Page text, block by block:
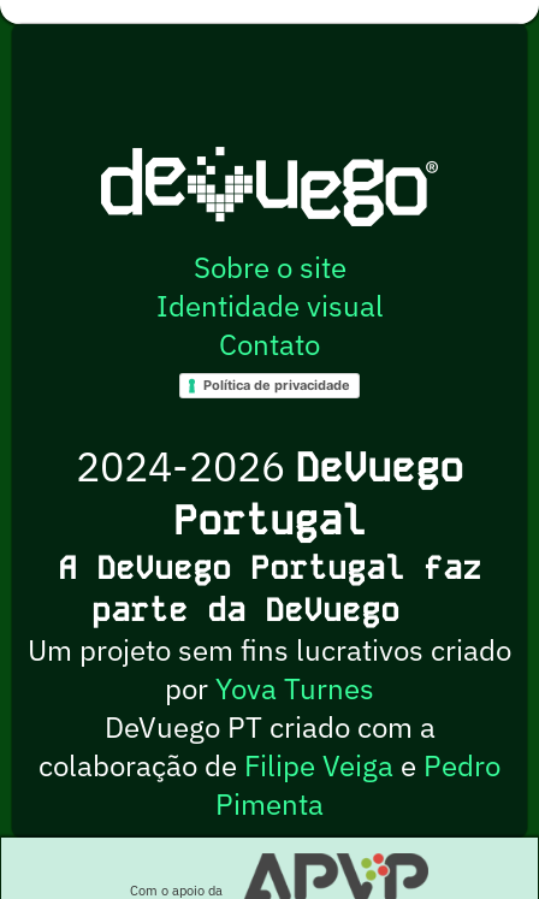
Sobre o site
Identidade visual
Contato
Política de privacidade
2024-2026 DeVuego
Portugal
A DeVuego Portugal faz
parte da DeVuego
Um projeto sem fins lucrativos criado
porYova Turnes
DeVuego PT criado com a
colaboração de Filipe Veiga e Pedro
Pimenta
Com o apoio da